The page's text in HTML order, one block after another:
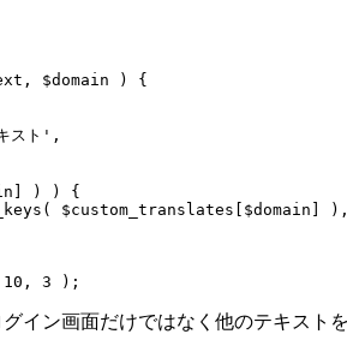
$domain ) {
スト',
) ) {
$custom_translates[$domain]
イン画面だけではなく他のテキスト